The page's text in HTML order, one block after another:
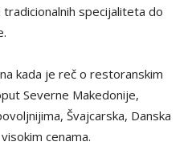
specijaliteta do
kada je reč o restoranskim
Severne Makedonije,
Švajcarska, Danska
cenama.